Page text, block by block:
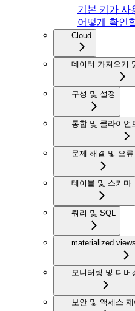
기본 키가 사
어떻게 확인
Cloud
데이터 가져오기
구성 및 설정
통합 및 클라이언
문제 해결 및 오류
테이블 및 스키마
쿼리 및 SQL
materialized
모니터링 및 디버
보안 및 액세스 제